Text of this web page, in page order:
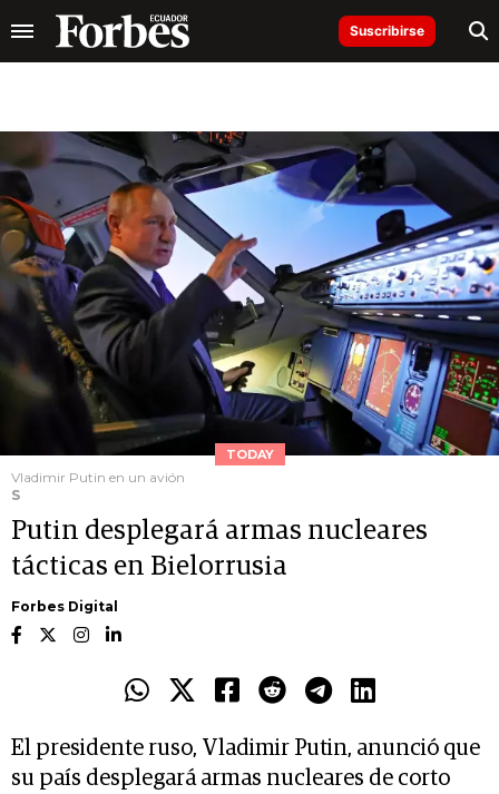
Suscribirse
TODAY
Vladimir Putin en un avión
S
Putin desplegará armas nucleares
tácticas en Bielorrusia
Forbes Digital
El presidente ruso, Vladimir Putin, anunció que
su país desplegará armas nucleares de corto